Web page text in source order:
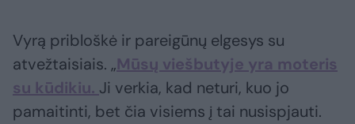
Vyrą pribloškė ir pareigūnų elgesys su
atvežtaisiais. „Mūsų viešbutyje yra moteris
su kūdikiu. Ji verkia, kad neturi, kuo jo
pamaitinti, bet čia visiems į tai nusispjauti.